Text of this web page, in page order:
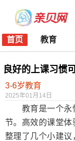
首页 教育
良好的上课习惯
3-6岁教育
2025年01月14日
教育是一个永恒
节。高效的课堂
整理了几个小建